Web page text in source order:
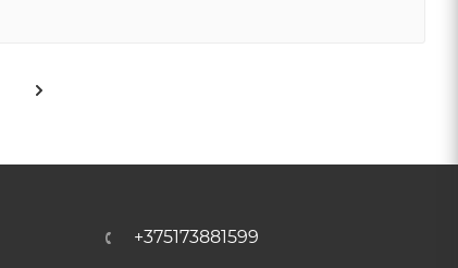
+375173881599